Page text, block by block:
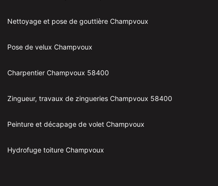
Nettoyage et pose de gouttière Champvoux
Pose de velux Champvoux
Charpentier Champvoux 58400
Zingueur, travaux de zingueries Champvoux 58400
Peinture et décapage de volet Champvoux
Hydrofuge toiture Champvoux